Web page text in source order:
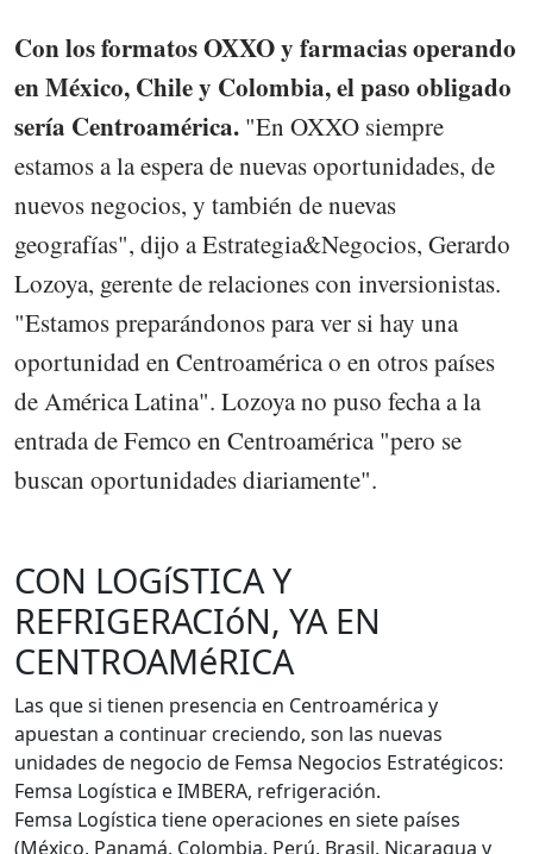
Con los formatos OXXO y farmacias operando
en México, Chile y Colombia, el paso obligado
sería Centroamérica. "En OXXO siempre
estamos a la espera de nuevas oportunidades, de
nuevos negocios, y también de nuevas
geografías", dijo a Estrategia&Negocios, Gerardo
Lozoya, gerente de relaciones con inversionistas.
"Estamos preparándonos para ver si hay una
oportunidad en Centroamérica o en otros países
de América Latina". Lozoya no puso fecha a la
entrada de Femco en Centroamérica "pero se
buscan oportunidades diariamente".
CON LOGíSTICA Y
REFRIGERACIóN, YA EN
CENTROAMéRICA
Las que si tienen presencia en Centroamérica y
apuestan a continuar creciendo, son las nuevas
unidades de negocio de Femsa Negocios Estratégicos:
Femsa Logística e IMBERA, refrigeración.
Femsa Logística tiene operaciones en siete países
(México, Panamá, Colombia, Perú, Brasil, Nicaragua y